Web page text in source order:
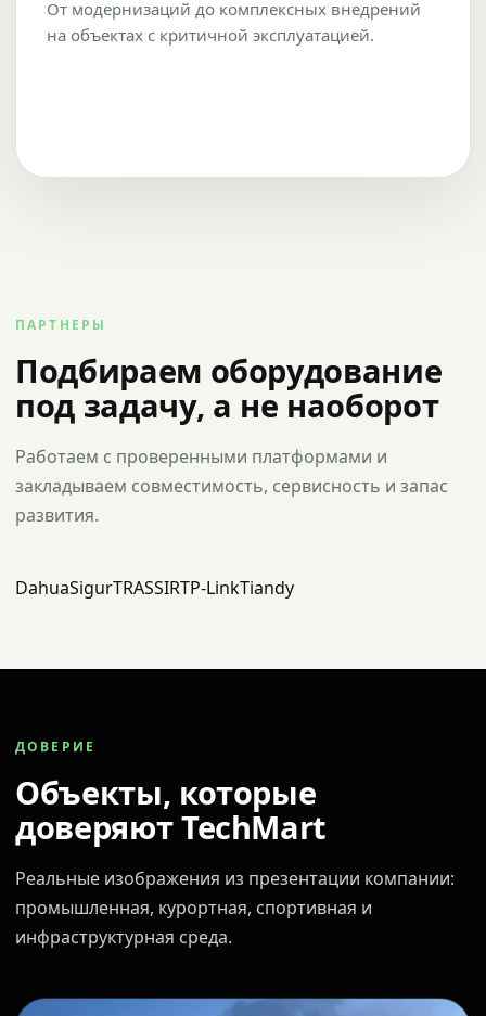
От модернизаций до комплексных внедрений
на объектах с критичной эксплуатацией.
ПАРТНЕРЫ
Подбираем оборудование
под задачу, а не наоборот
Работаем с проверенными платформами и
закладываем совместимость, сервисность и запас
развития.
DahuaSigurTRASSIRTP-LinkTiandy
ДОВЕРИЕ
Объекты, которые
доверяют TechMart
Реальные изображения из презентации компании:
промышленная, курортная, спортивная и
инфраструктурная среда.